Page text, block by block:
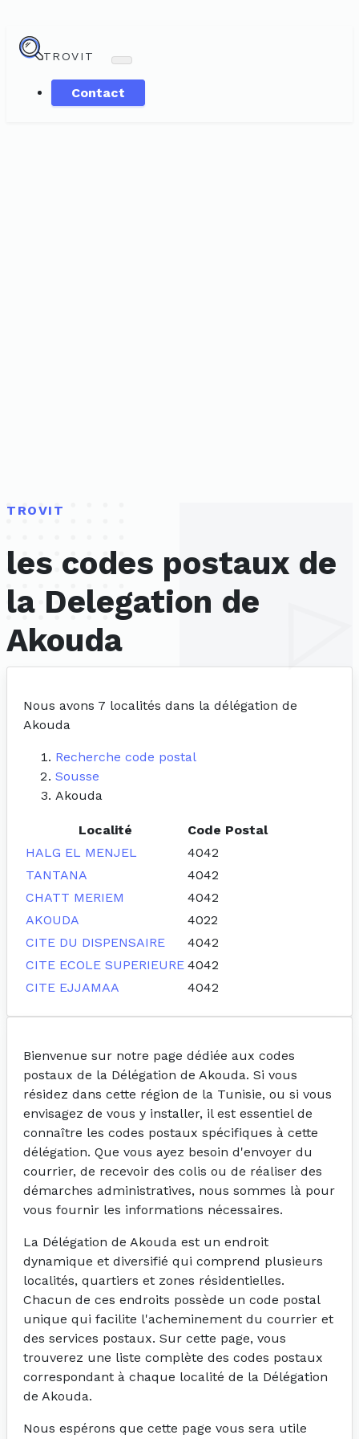
TROVIT
Contact
TROVIT
les codes postaux de
la Delegation de
Akouda
Nous avons 7 localités dans la délégation de
Akouda
Recherche code postal
Sousse
Akouda
Localité
Code Postal
HALG EL MENJEL
4042
TANTANA
4042
CHATT MERIEM
4042
AKOUDA
4022
CITE DU DISPENSAIRE
4042
CITE ECOLE SUPERIEURE 4042
CITE EJJAMAA
4042
Bienvenue sur notre page dédiée aux codes
postaux de la Délégation de Akouda. Si vous
résidez dans cette région de la Tunisie, ou si vous
envisagez de vous y installer, il est essentiel de
connaître les codes postaux spécifiques à cette
délégation. Que vous ayez besoin d'envoyer du
courrier, de recevoir des colis ou de réaliser des
démarches administratives, nous sommes là pour
vous fournir les informations nécessaires.
La Délégation de Akouda est un endroit
dynamique et diversifié qui comprend plusieurs
localités, quartiers et zones résidentielles.
Chacun de ces endroits possède un code postal
unique qui facilite l'acheminement du courrier et
des services postaux. Sur cette page, vous
trouverez une liste complète des codes postaux
correspondant à chaque localité de la Délégation
de Akouda.
Nous espérons que cette page vous sera utile